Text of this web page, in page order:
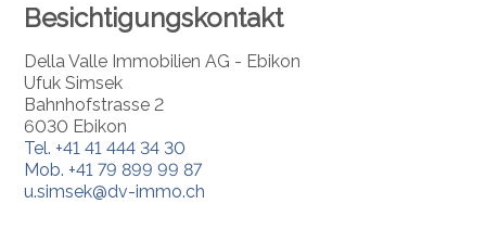
Besichtigungskontakt
Della Valle Immobilien AG - Ebikon
Ufuk Simsek
Bahnhofstrasse 2
6030 Ebikon
Tel. +41 41 444 34 30
Mob. +41 79 899 99 87
u.simsek@dv-immo.ch